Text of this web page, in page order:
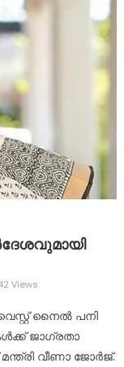
സ്മൃതി
SJNHSS
ചെയ്തു
കോൺഗ്രസ്
Views
നൈല്‍ പനി
ജാഗ്രതാ
വീണാ ജോര്‍ജ്.